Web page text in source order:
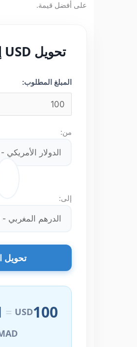
على أفضل قيمة.
تحويل USD إلى MAD
المبلغ المطلوب:
تحويل الآن
100
USD
=
MAD